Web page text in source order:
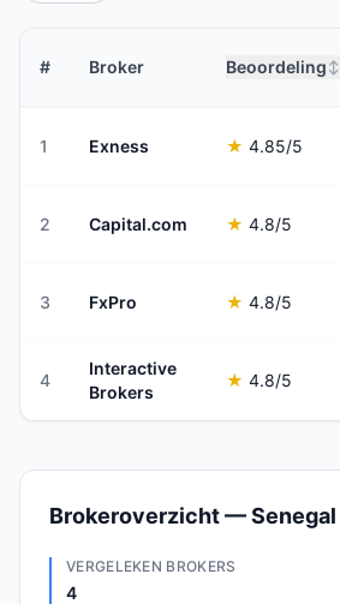
# Broker Beoordeling ↕
1 Exness ★ 4.85/5
2 Capital.com ★ 4.8/5
3 FxPro ★ 4.8/5
4
Interactive
Brokers
★ 4.8/5
Brokeroverzicht — Senegal
VERGELEKEN BROKERS
4